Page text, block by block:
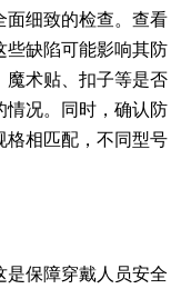
面细致的检查。查看
些缺陷可能影响其防
魔术贴、扣子等是否
情况。同时，确认防
格相匹配，不同型号
是保障穿戴人员安全